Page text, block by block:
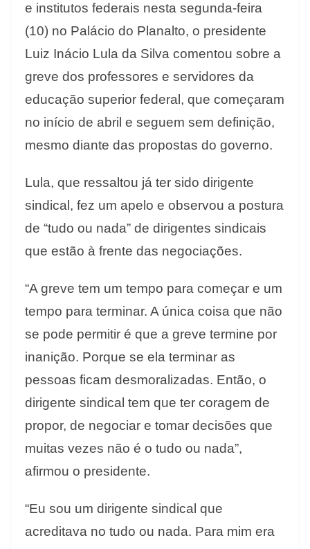
e institutos federais nesta segunda-feira
(10) no Palácio do Planalto, o presidente
Luiz Inácio Lula da Silva comentou sobre a
greve dos professores e servidores da
educação superior federal, que começaram
no início de abril e seguem sem definição,
mesmo diante das propostas do governo.
Lula, que ressaltou já ter sido dirigente
sindical, fez um apelo e observou a postura
de “tudo ou nada” de dirigentes sindicais
que estão à frente das negociações.
“A greve tem um tempo para começar e um
tempo para terminar. A única coisa que não
se pode permitir é que a greve termine por
inanição. Porque se ela terminar as
pessoas ficam desmoralizadas. Então, o
dirigente sindical tem que ter coragem de
propor, de negociar e tomar decisões que
muitas vezes não é o tudo ou nada”,
afirmou o presidente.
“Eu sou um dirigente sindical que
acreditava no tudo ou nada. Para mim era